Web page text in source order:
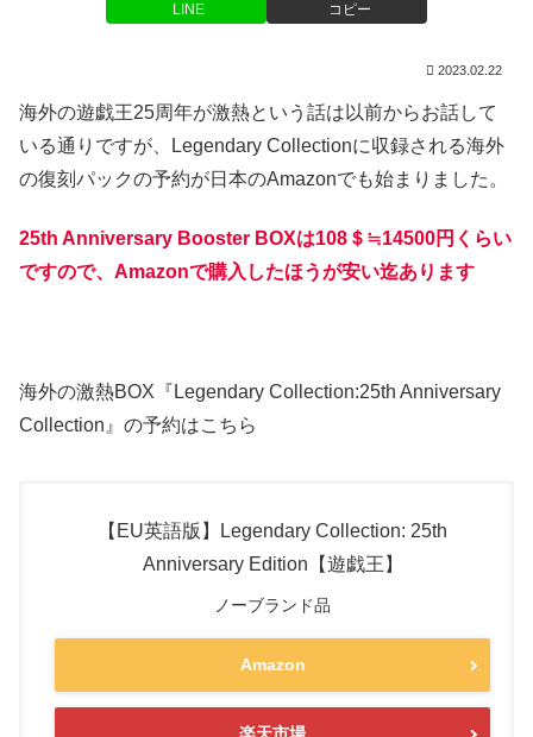
LINE コピー
2023.02.22
海外の遊戯王25周年が激熱という話は以前からお話して
いる通りですが、Legendary Collectionに収録される海外
の復刻パックの予約が日本のAmazonでも始まりました。
25th Anniversary Booster BOXは108＄≒14500円くらい
ですので、Amazonで購入したほうが安い迄あります
海外の激熱BOX『Legendary Collection:25th Anniversary
Collection』の予約はこちら
【EU英語版】Legendary Collection: 25th
Anniversary Edition【遊戯王】
ノーブランド品
Amazon